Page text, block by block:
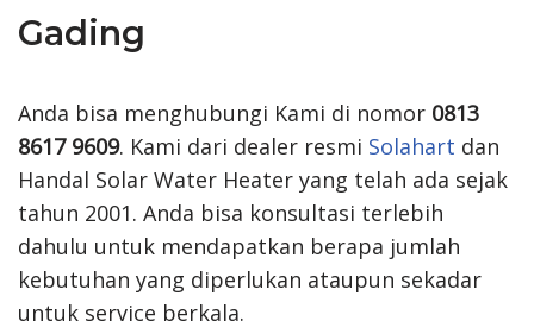
Gading
Anda bisa menghubungi Kami di nomor 0813
8617 9609. Kami dari dealer resmi Solahart dan
Handal Solar Water Heater yang telah ada sejak
tahun 2001. Anda bisa konsultasi terlebih
dahulu untuk mendapatkan berapa jumlah
kebutuhan yang diperlukan ataupun sekadar
untuk service berkala.